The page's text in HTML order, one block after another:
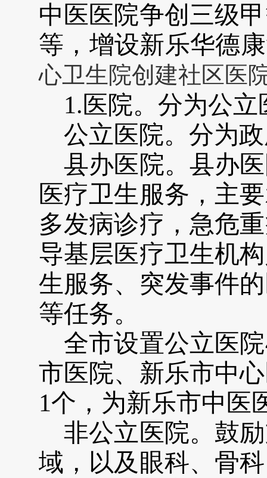
中医医院争创三级
等，增设新乐华德
心卫生院创建社区医
1. 医院。分为公
公立医院。分为
县办医院。县办
医疗卫生服务，主
多发病诊疗，急危
导基层医疗卫生机
生服务、突发事件
等任务。
全市设置公立医
市医院、新乐市中
1个，为新乐市中医
非公立医院。鼓
域，以及眼科、骨